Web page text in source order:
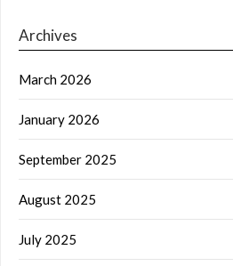
Archives
March 2026
January 2026
September 2025
August 2025
July 2025